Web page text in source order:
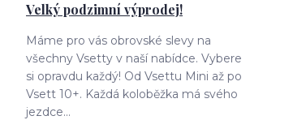
Velký podzimní výprodej!
Máme pro vás obrovské slevy na
všechny Vsetty v naší nabídce. Vybere
si opravdu každý! Od Vsettu Mini až po
Vsett 10+. Každá koloběžka má svého
jezdce...